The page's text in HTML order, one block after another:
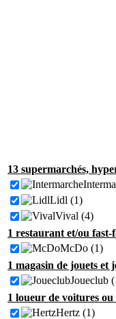
13 supermarchés,
Lidl (1)
Vival (4)
1 restaurant et/ou fast-
McDo (1)
1 magasin de jouets et
Joueclub
1 loueur de voitures
Hertz (1)